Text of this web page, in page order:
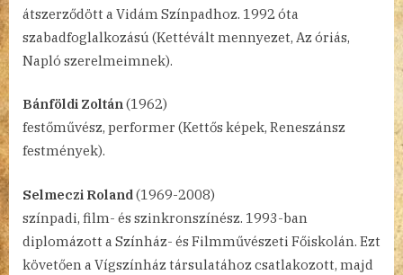
átszerződött a Vidám Színpadhoz. 1992 óta
szabadfoglalkozású (Kettévált mennyezet, Az óriás,
Napló szerelmeimnek).
Bánföldi Zoltán(1962)
festőművész, performer (Kettős képek, Reneszánsz
festmények).
Selmeczi Roland(1969-2008)
színpadi, film- és szinkronszínész. 1993-ban
diplomázott a Színház- és Filmművészeti Főiskolán. Ezt
követően a Vígszínház társulatához csatlakozott, majd